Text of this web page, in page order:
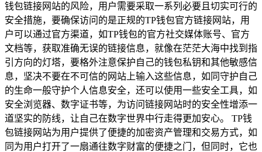
钱包链接网站的风险，用户需要采取一系列必要且切实可行的
安全措施，要确保访问的是正规的TP钱包官方链接网站，用
户可以通过官方渠道，如TP钱包的官方社交媒体账号、官方
文档等，获取准确无误的链接信息，就像在茫茫大海中找到指
引方向的灯塔，要格外注意保护自己的钱包私钥和其他敏感信
息，坚决不要在不可信的网站上输入这些信息，如同守护自己
的生命一般守护个人信息安全，还可以使用一些安全工具，如
安全浏览器、数字证书等，为访问链接网站时的安全性增添一
道坚实的防线，让自己在数字世界中行走得更加安心。 TP钱
包链接网站为用户提供了便捷的加密资产管理和交易方式，如
同为用户打开了一扇通往数字财富的便捷之门，但同时，它也